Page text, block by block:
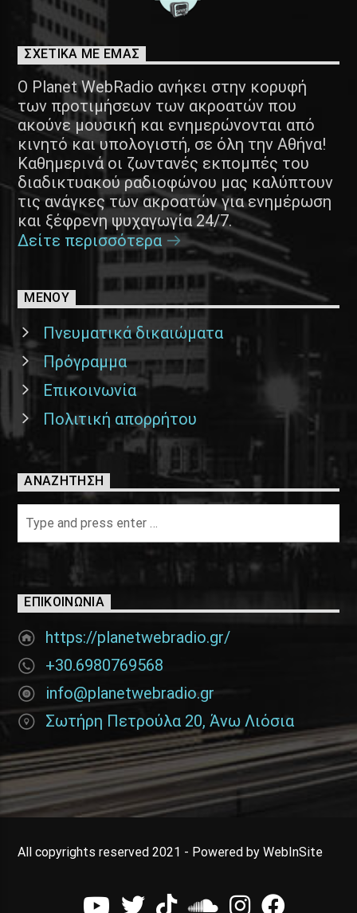
ΣΧΕΤΙΚΑ ΜΕ ΕΜΑΣ
Ο Planet WebRadio ανήκει στην κορυφή
των προτιμήσεων των ακροατών που
ακούνε μουσική και ενημερώνονται από
κινητό και υπολογιστή, σε όλη την Αθήνα!
Καθημερινά οι ζωντανές εκπομπές του
διαδικτυακού ραδιοφώνου μας καλύπτουν
τις ανάγκες των ακροατών για ενημέρωση
και ξέφρενη ψυχαγωγία 24/7.
Δείτε περισσότερα
ΜΕΝΟΥ
Πνευματικά δικαιώματα
Πρόγραμμα
Επικοινωνία
Πολιτική απορρήτου
ΑΝΑΖΉΤΗΣΗ
ΕΠΙΚΟΙΝΩΝΊΑ
https://planetwebradio.gr/
+30.6980769568
info@planetwebradio.gr
Σωτήρη Πετρούλα 20, Άνω Λιόσια
All copyrights reserved 2021 - Powered by WebInSite